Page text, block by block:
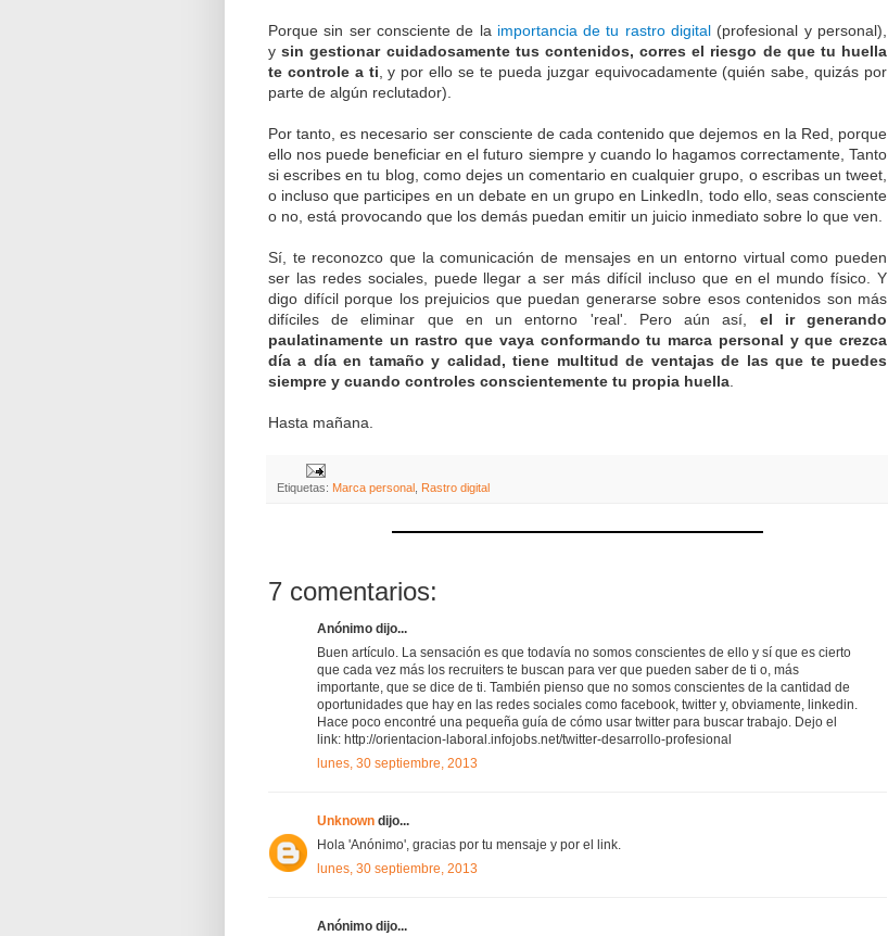
Porque sin ser consciente de la importancia de tu rastro digital (profesional y personal),
ysin gestionar cuidadosamente tus contenidos, corres el riesgo de que tu huella
te controle a ti , y por ello se te pueda juzgar equivocadamente (quién sabe, quizás por
parte de algún reclutador).
Por tanto, es necesario ser consciente de cada contenido que dejemos en la Red, porque
ello nos puede beneficiar en el futuro siempre y cuando lo hagamos correctamente, Tanto
si escribes en tu blog, como dejes un comentario en cualquier grupo, o escribas un tweet,
o incluso que participes en un debate en un grupo en LinkedIn, todo ello, seas consciente
o no, está provocando que los demás puedan emitir un juicio inmediato sobre lo que ven.
Sí, te reconozco que la comunicación de mensajes en un entorno virtual como pueden
ser las redes sociales, puede llegar a ser más difícil incluso que en el mundo físico. Y
digo difícil porque los prejuicios que puedan generarse sobre esos contenidos son más
difíciles de eliminar que en un entorno 'real'. Pero aún así, el ir generando
paulatinamente un rastro que vaya conformando tu marca personal y que crezca
día a día en tamaño y calidad, tiene multitud de ventajas de las que te puedes
siempre y cuando controles conscientemente tu propia huella
Hasta mañana.
Etiquetas: Marca personal Rastro digital
7 comentarios:
Anónimo dijo...
Buen artículo. La sensación es que todavía no somos conscientes de ello y sí que es cierto
que cada vez más los recruiters te buscan para ver que pueden saber de ti o, más
importante, que se dice de ti. También pienso que no somos conscientes de la cantidad de
oportunidades que hay en las redes sociales como facebook, twitter y, obviamente, linkedin.
Hace poco encontré una pequeña guía de cómo usar twitter para buscar trabajo. Dejo el
link: http://orientacion-laboral.infojobs.net/twitter-desarrollo-profesional
lunes, 30 septiembre, 2013
Unknown dijo...
Hola 'Anónimo', gracias por tu mensaje y por el link.
lunes, 30 septiembre, 2013
Anónimo dijo...